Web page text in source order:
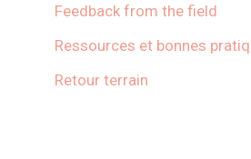
Feedback from the field
Ressources et bonnes
Retour terrain